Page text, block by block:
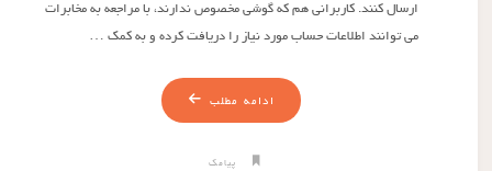
ارسال کنند. کاربرانی هم که گوشی مخصوص ندارند، با مراجعه به مخابرات
می توانند اطلاعات حساب مورد نیاز را دریافت کرده و به کمک …
ادامه مطلب
پیامک